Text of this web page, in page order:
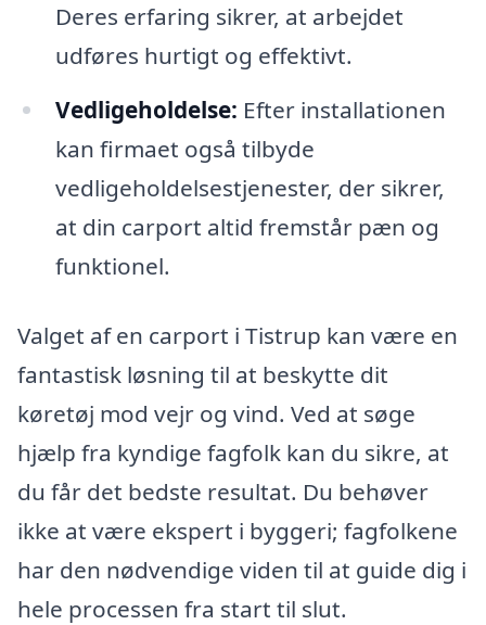
Deres erfaring sikrer, at arbejdet
udføres hurtigt og effektivt.
Vedligeholdelse: Efter installationen
kan firmaet også tilbyde
vedligeholdelsestjenester, der sikrer,
at din carport altid fremstår pæn og
funktionel.
Valget af en carport i Tistrup kan være en
fantastisk løsning til at beskytte dit
køretøj mod vejr og vind. Ved at søge
hjælp fra kyndige fagfolk kan du sikre, at
du får det bedste resultat. Du behøver
ikke at være ekspert i byggeri; fagfolkene
har den nødvendige viden til at guide dig i
hele processen fra start til slut.